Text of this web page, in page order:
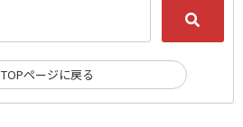
TOPページに戻る